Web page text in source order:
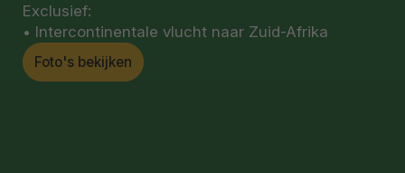
Exclusief:
• Intercontinentale vlucht naar Zuid-Afrika
Foto's bekijken